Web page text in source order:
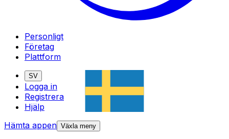
Personligt
Företag
Plattform
SV
Logga in
Registrera
Hjälp
Hämta appen Växla meny